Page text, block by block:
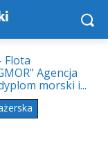
Flota
Agencja
morski i...